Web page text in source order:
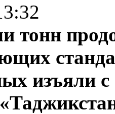
тонн
изъяли